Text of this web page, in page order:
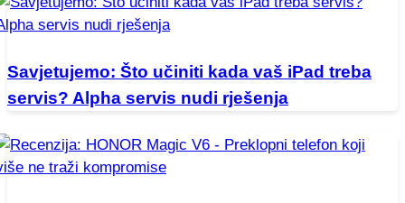
Savjetujemo: Što učiniti kada vaš iPad treba
servis? Alpha servis nudi rješenja